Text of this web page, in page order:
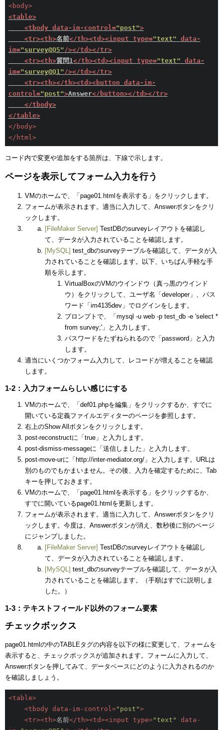
<body>
<table>
<tbody data-im-control ="post">
<tr><th>名前</th><td ><input type="text" data-
im="survey@Q5" /></td ></tr>
<tr><th>質問1 </th><td ><input type="text" data-
im="survey@Q1" /></td ></tr>
<tr><th></th><td ><button data-im-
control ="post">Answer</ button></td ></tr>
</tbody>
</table>
</ body>
</ html >
コード内で変更や追加をする箇所は、下線で示します。
ページを表示してフォーム入力を行う
VMのホームで、「page01.htmlを表示する」をクリックします。
フォームが表示されます。適当に入力して、Answerボタンをクリ
ックします。
[FileMaker Server] TestDBのsurveyレイアウトを確認し
て、データが入力されていることを確認します。
[MySQL] test_dbのsurveyテーブルを確認して、データが入
力されていることを確認します。以下、いちばん手軽な手
順を示します。
VirtualBoxのVMのウインドウ（真っ黒のウインド
ウ）をクリックして、ユーザ名「developer」、パス
ワード「im4135dev」でログインをします。
プロンプトで、「mysql -u web -p test_db -e 'select *
from survey;'」と入力します。
パスワードをたずねられるので「password」と入力
します。
適当にいくつかフォーム入力して、レコードが増えることを確認
します。
1-2：入力フォームらしい感じにする
VMのホームで、「def01.phpを編集」をクリックするか、すでに
開いている定義ファイルエディターのページを参照します。
右上のShow Allボタンをクリックします。
post-reconstructに「true」と入力します。
post-dismiss-messageに「送信しました」と入力します。
post-move-urに「http://inter-mediator.org/」と入力します。URLは
別のものでもかまいません。その後、入力を確定するために、Tab
キーを押しておきます。
VMのホームで、「page01.htmlを表示する」をクリックするか、
すでに開いているpage01.htmlを更新します。
フォームが表示されます。適当に入力して、Answerボタンをクリ
ックします。今度は、Answerボタンが消え、数秒後に別のページ
にジャンプしました。
[FileMaker Server] TestDBのsurveyレイアウトを確認し
て、データが入力されていることを確認します。
[MySQL] test_dbのsurveyテーブルを確認して、データが入
力されていることを確認します。（手順はすでに説明しま
した。）
1-3：テキストフィールド以外のフォーム要素
チェックボックス
page01.htmlの中のTABLEタグの内容を以下の様に変更して、フォームを
表示すると、チェックボックスが追加されます。フォームに入力して、
Answerボタンを押してみて、データベースにどのように入力されるのか
を確認しましょう。
<table>
<tbody data-im-control="post">
<tr><th>名前</th><td><input type="text"
data-